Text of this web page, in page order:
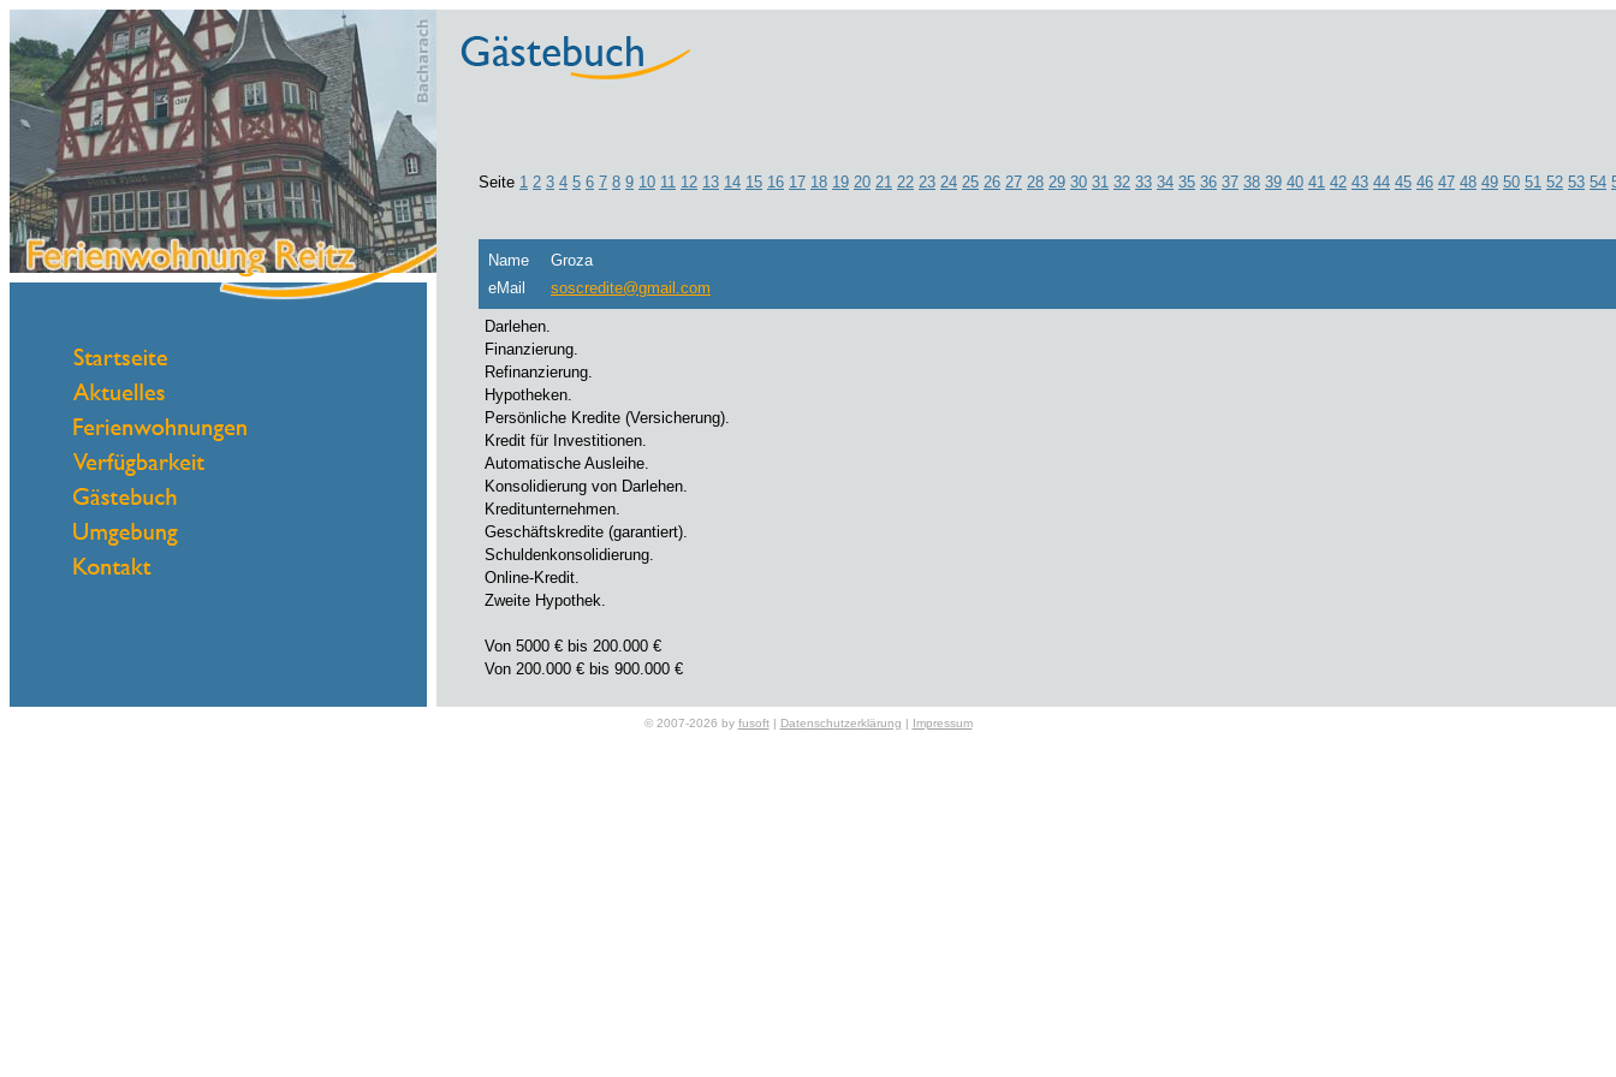
Seite 1 2 3 4 5 6 7 8 9 10 11 12 13 14 15 16 17 18 19 20 21 22 23 24 25 26 27 28 29 30 31 32 33 34 35 36 37 38 39 40 41 42 43 44 45 46 47 48 49 50 51 52 53 54
Name
Groza
eMail
soscredite@gmail.com
Darlehen.
Finanzierung.
Refinanzierung.
Hypotheken.
Persönliche Kredite (Versicherung).
Kredit für Investitionen.
Automatische Ausleihe.
Konsolidierung von Darlehen.
Kreditunternehmen.
Geschäftskredite (garantiert).
Schuldenkonsolidierung.
Online-Kredit.
Zweite Hypothek.
Von 5000 € bis 200.000 €
Von 200.000 € bis 900.000 €
© 2007-2026 by fusoft| Datenschutzerklärung | Impressum